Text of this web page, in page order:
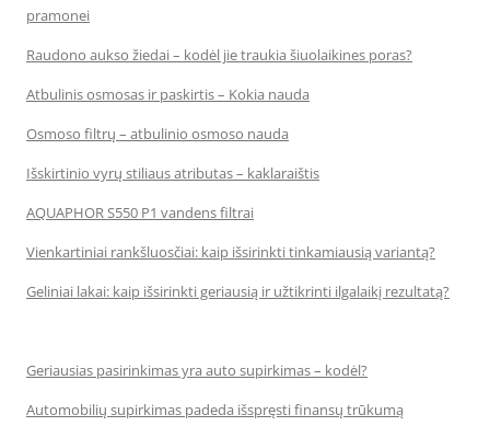
pramonei
Raudono aukso žiedai – kodėl jie traukia šiuolaikines poras?
Atbulinis osmosas ir paskirtis – Kokia nauda
Osmoso filtrų – atbulinio osmoso nauda
Išskirtinio vyrų stiliaus atributas – kaklaraištis
AQUAPHOR S550 P1 vandens filtrai
Vienkartiniai rankšluosčiai: kaip išsirinkti tinkamiausią variantą?
Geliniai lakai: kaip išsirinkti geriausią ir užtikrinti ilgalaikį rezultatą?
Geriausias pasirinkimas yra auto supirkimas – kodėl?
Automobilių supirkimas padeda išspręsti finansų trūkumą